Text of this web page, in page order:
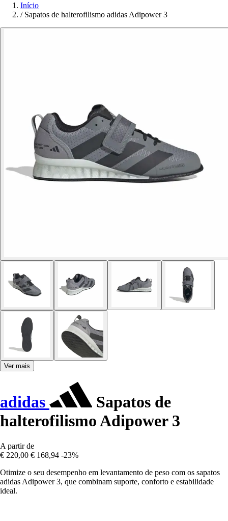
Início
/ Sapatos de halterofilismo adidas Adipower 3
Ver mais
adidas
Sapatos de
halterofilismo Adipower 3
A partir de
€ 220,00 € 168,94 -23%
Otimize o seu desempenho em levantamento de peso com os sapatos
adidas Adipower 3, que combinam suporte, conforto e estabilidade
ideal.